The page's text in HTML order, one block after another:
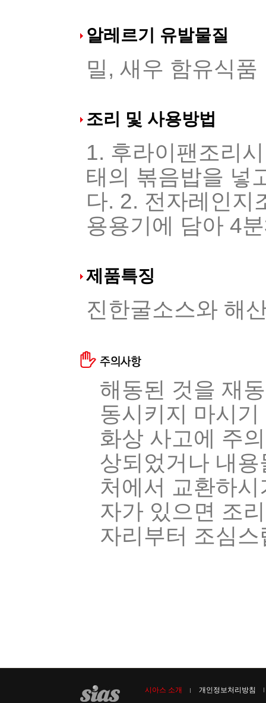
알레르기 유발물질
밀, 새우 함유식품
조리 및 사용방법
1. 후라이팬조리
태의 볶음밥을 넣
다. 2. 전자레인지
용용기에 담아 4
제품특징
진한굴소스와 해
해동된 것을 재
동시키지 마시
화상 사고에 주
상되었거나 내
처에서 교환하
자가 있으면 조
자리부터 조심
시아스 소개 개인정보처리방침